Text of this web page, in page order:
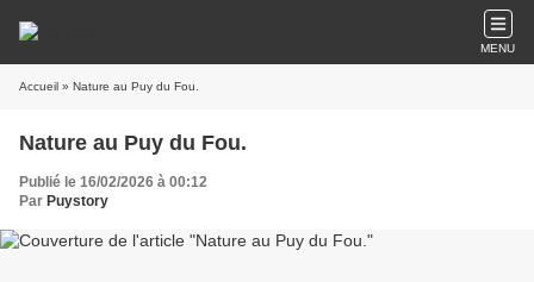
MENU
Accueil » Nature au Puy du Fou.
Nature au Puy du Fou.
Publié le 16/02/2026 à 00:12
Par Puystory